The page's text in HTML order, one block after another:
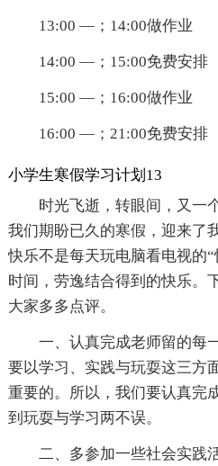
13:00 —；14:00做作业
14:00 —；15:00免费安排
15:00 —；16:00做作业
16:00 —；21:00免费安排
小学生寒假学习计划13
时光飞逝，转眼间，又一
我们期盼已久的寒假，迎来了
快乐不是每天玩电脑看电视的
时间，劳逸结合得到的快乐。
大家多多点评。
一、认真完成老师留的每
要以学习、实践与玩耍这三方
重要的。所以，我们要认真完
到玩耍与学习两不误。
二、多参加一些社会实践